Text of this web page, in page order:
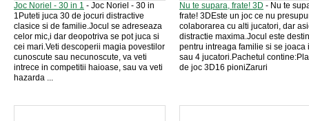
Joc Noriel - 30 in 1 - Joc Noriel - 30 in
1Puteti juca 30 de jocuri distractive
clasice si de familie.Jocul se adreseaza
celor mic,i dar deopotriva se pot juca si
cei mari.Veti descoperii magia povestilor
cunoscute sau necunoscute, va veti
intrece in competitii haioase, sau va veti
hazarda ...
Nu te supara, frate! 3D - Nu te
frate! 3DEste un joc ce nu
colaborarea cu alti jucatori, dar
distractie maxima.Jocul este
pentru intreaga familie si se joaca
sau 4 jucatori.Pachetul
de joc 3D16 pioniZaruri